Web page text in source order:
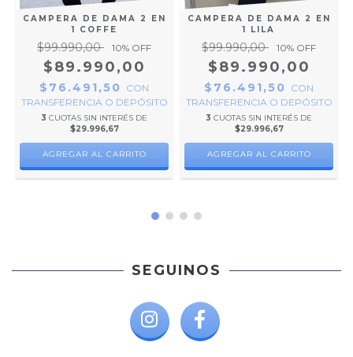
CAMPERA DE DAMA 2 EN
1 COFFE
$99.990,00 10% OFF
$89.990,00
$76.491,50
CON
TRANSFERENCIA O DEPÓSITO
3 CUOTAS SIN INTERÉS DE
$29.996,67
AGREGAR AL CARRITO
CAMPERA DE DAMA 2 EN
1 LILA
$99.990,00 10% OFF
$89.990,00
$76.491,50
CON
TRANSFERENCIA O DEPÓSITO
3 CUOTAS SIN INTERÉS DE
$29.996,67
AGREGAR AL CARRITO
SEGUINOS